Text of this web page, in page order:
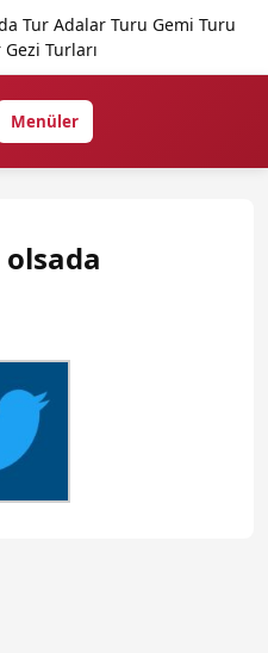
Tur Adalar Turu Gemi Turu
Turları
Menüler